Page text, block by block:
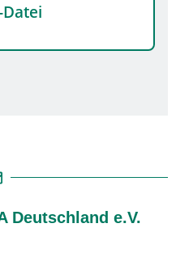
Deutschland e.V.